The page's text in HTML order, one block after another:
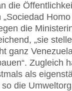
die
Homo
die
„sie
ganz
Zugleich
als
die